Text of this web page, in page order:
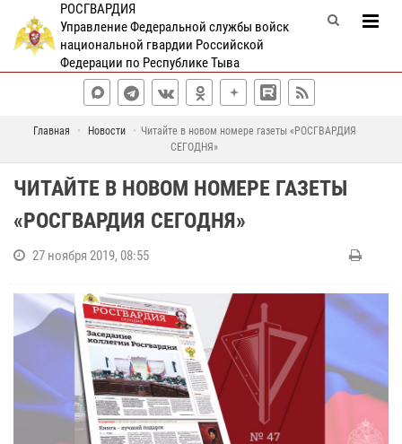
РОСГВАРДИЯ
Управление Федеральной службы войск
национальной гвардии Российской
Федерации по Республике Тыва
Главная Новости
Читайте в новом номере газеты «РОСГВАРДИЯ
СЕГОДНЯ»
ЧИТАЙТЕ В НОВОМ НОМЕРЕ ГАЗЕТЫ
«РОСГВАРДИЯ СЕГОДНЯ»
27 ноября 2019, 08:55